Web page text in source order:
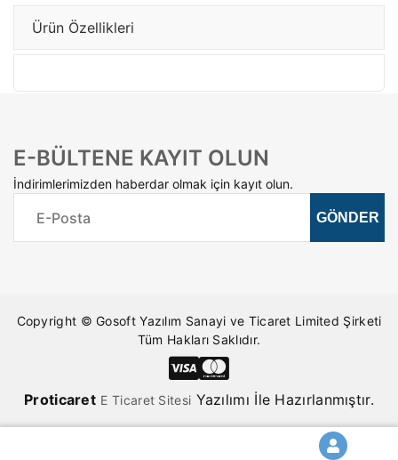
Ürün Özellikleri
E-BÜLTENE KAYIT OLUN
İndirimlerimizden haberdar olmak için kayıt olun.
Copyright © Gosoft Yazılım Sanayi ve Ticaret Limited Şirketi
Tüm Hakları Saklıdır.
Proticaret E Ticaret Sitesi Yazılımı İle Hazırlanmıştır.